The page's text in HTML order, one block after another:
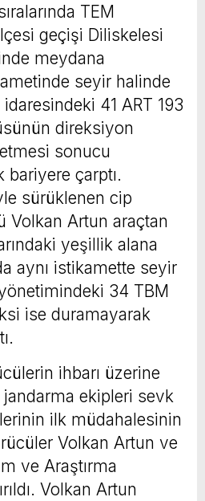
TEM
geçişi Diliskelesi
meydana
seyir halinde
41 ART 193
direksiyon
sonucu
bariyere çarptı.
sürüklenen cip
Volkan Artun araçtan
yeşillik alana
aynı istikamette seyir
34 TBM
ise duramayarak
ihbarı üzerine
ekipleri sevk
ilk müdahalesinin
Volkan Artun ve
ve Araştırma
Volkan Artun